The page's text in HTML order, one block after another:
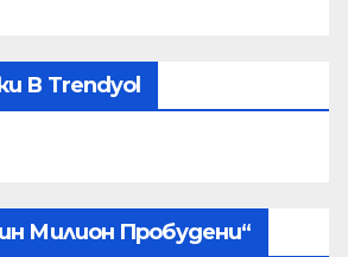
В Trendyol
Милион Пробудени“